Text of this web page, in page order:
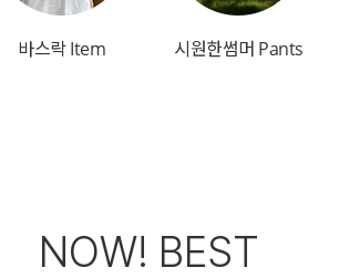
바스락 Item 시원한썸머 Pants
NOW! BEST